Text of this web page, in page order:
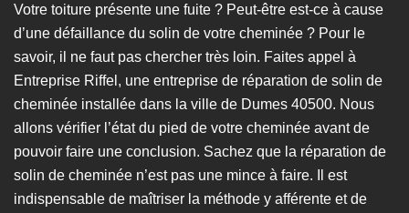
Votre toiture présente une fuite ? Peut-être est-ce à cause
d’une défaillance du solin de votre cheminée ? Pour le
savoir, il ne faut pas chercher très loin. Faites appel à
Entreprise Riffel, une entreprise de réparation de solin de
cheminée installée dans la ville de Dumes 40500. Nous
allons vérifier l’état du pied de votre cheminée avant de
pouvoir faire une conclusion. Sachez que la réparation de
solin de cheminée n’est pas une mince à faire. Il est
indispensable de maîtriser la méthode y afférente et de